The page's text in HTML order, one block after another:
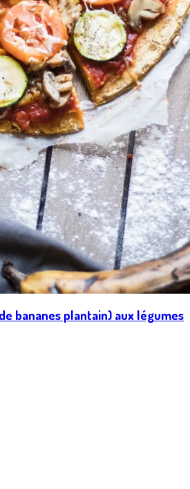
bananes plantain) aux légumes